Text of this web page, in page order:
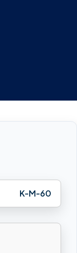
K-M-60